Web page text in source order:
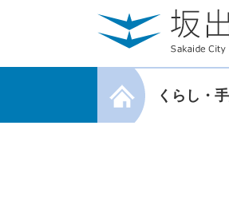
メニューを閉じる
くらし・